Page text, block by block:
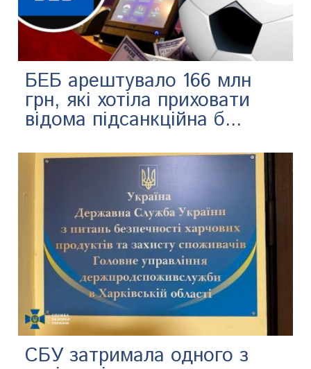
БЕБ арештувало 166 млн
грн, які хотіла приховати
відома підсанкційна б...
СБУ затримала одного з